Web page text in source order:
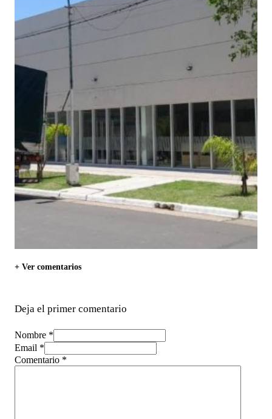
+ Ver comentarios
Deja el primer comentario
Nombre *
Email *
Comentario *